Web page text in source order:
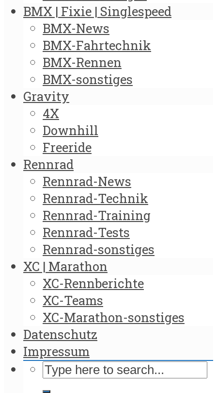
BMX | Fixie | Singlespeed
BMX-News
BMX-Fahrtechnik
BMX-Rennen
BMX-sonstiges
Gravity
4X
Downhill
Freeride
Rennrad
Rennrad-News
Rennrad-Technik
Rennrad-Training
Rennrad-Tests
Rennrad-sonstiges
XC | Marathon
XC-Rennberichte
XC-Teams
XC-Marathon-sonstiges
Datenschutz
Impressum